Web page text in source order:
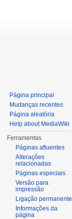
Página principal
Mudanças recentes
Página aleatória
Help about MediaWiki
Ferramentas
Páginas afluentes
Alterações
relacionadas
Páginas especiais
Versão para
impressão
Ligação permanente
Informações da
página